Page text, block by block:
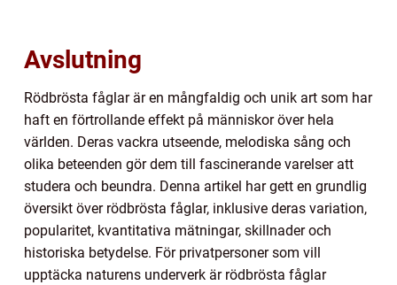
Avslutning
Rödbrösta fåglar är en mångfaldig och unik art som har
haft en förtrollande effekt på människor över hela
världen. Deras vackra utseende, melodiska sång och
olika beteenden gör dem till fascinerande varelser att
studera och beundra. Denna artikel har gett en grundlig
översikt över rödbrösta fåglar, inklusive deras variation,
popularitet, kvantitativa mätningar, skillnader och
historiska betydelse. För privatpersoner som vill
upptäcka naturens underverk är rödbrösta fåglar